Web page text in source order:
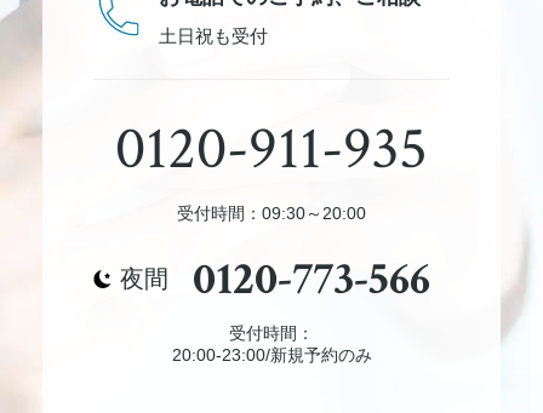
土日祝も受付
0120-911-935
受付時間：09:30～20:00
夜間 0120-773-566
受付時間：
20:00-23:00/新規予約のみ